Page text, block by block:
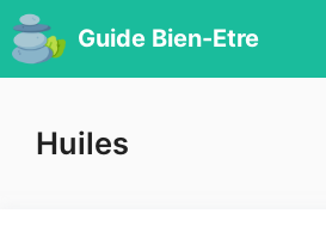
Aller
au
contenu
Guide Bien-Etre
Huiles